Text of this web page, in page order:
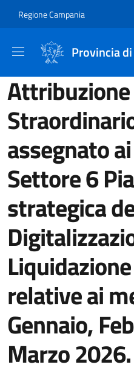
Regione Campania
Provincia
assegnato
Settore 6
strategica
relative ai
Gennaio,
Marzo 2026.